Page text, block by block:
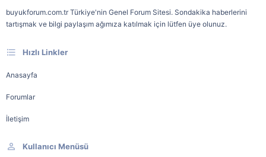
buyukforum.com.tr Türkiye'nin Genel Forum Sitesi. Sondakika haberlerini
tartışmak ve bilgi paylaşım ağımıza katılmak için lütfen üye olunuz.
Hızlı Linkler
Anasayfa
Forumlar
İletişim
Kullanıcı Menüsü